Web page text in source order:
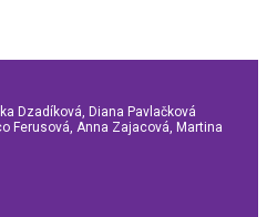
Dzadíková, Diana Pavlačková
Ferusová, Anna Zajacová, Martina